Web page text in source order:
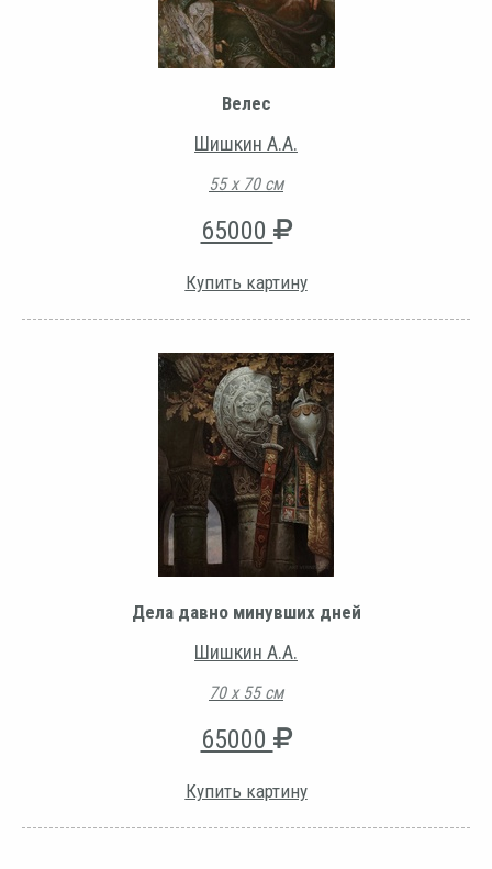
Велес
Шишкин А.А.
55 х 70 см
65000
Купить картину
Дела давно минувших дней
Шишкин А.А.
70 х 55 см
65000
Купить картину